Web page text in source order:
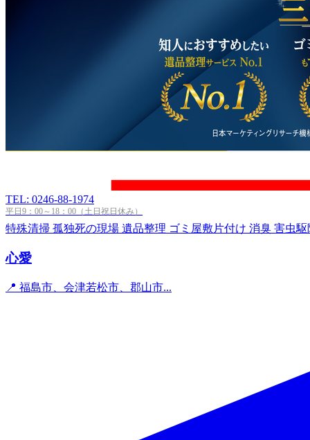
TEL: 0246-88-1974
平日9：00～18：00（土日祝日休み）
特殊清掃 孤独死の現場 遺品整理 ゴミ屋敷片付け 消臭 害虫駆
心愛
📍 福島市、会津若松市、郡山市...